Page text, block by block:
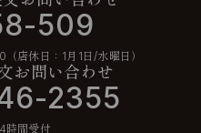
509
店休日：1月1日/水曜日）
お問い合わせ
2355
時間受付